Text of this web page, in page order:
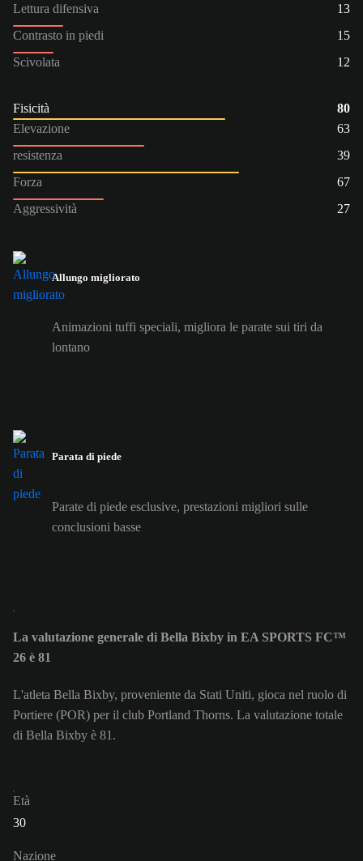
Lettura difensiva
13
Contrasto in piedi
15
Scivolata
12
Fisicità
80
Elevazione
63
resistenza
39
Forza
67
Aggressività
27
Allungo migliorato
Animazioni tuffi speciali, migliora le parate sui tiri da
lontano
Parata di piede
Parate di piede esclusive, prestazioni migliori sulle
conclusioni basse
La valutazione generale di Bella Bixby in EA SPORTS FC™
26 è 81
L'atleta Bella Bixby, proveniente da Stati Uniti, gioca nel ruolo di
Portiere (POR) per il club Portland Thorns. La valutazione totale
di Bella Bixby è 81.
Età
30
Nazione